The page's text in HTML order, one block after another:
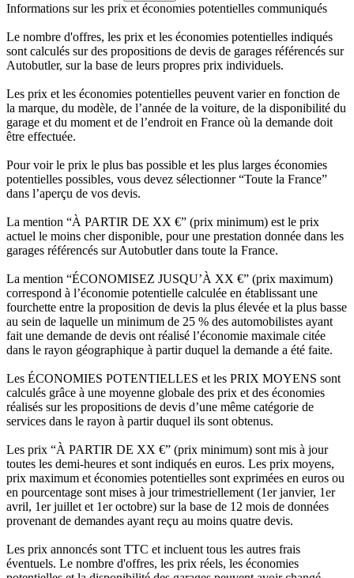
Informations sur les prix et économies potentielles communiqués
Le nombre d'offres, les prix et les économies potentielles indiqués
sont calculés sur des propositions de devis de garages référencés sur
Autobutler, sur la base de leurs propres prix individuels.
Les prix et les économies potentielles peuvent varier en fonction de
la marque, du modèle, de l’année de la voiture, de la disponibilité du
garage et du moment et de l’endroit en France où la demande doit
être effectuée.
Pour voir le prix le plus bas possible et les plus larges économies
potentielles possibles, vous devez sélectionner “Toute la France”
dans l’aperçu de vos devis.
La mention “À PARTIR DE XX €” (prix minimum) est le prix
actuel le moins cher disponible, pour une prestation donnée dans les
garages référencés sur Autobutler dans toute la France.
La mention “ÉCONOMISEZ JUSQU’À XX €” (prix maximum)
correspond à l’économie potentielle calculée en établissant une
fourchette entre la proposition de devis la plus élevée et la plus basse
au sein de laquelle un minimum de 25 % des automobilistes ayant
fait une demande de devis ont réalisé l’économie maximale citée
dans le rayon géographique à partir duquel la demande a été faite.
Les ÉCONOMIES POTENTIELLES et les PRIX MOYENS sont
calculés grâce à une moyenne globale des prix et des économies
réalisés sur les propositions de devis d’une même catégorie de
services dans le rayon à partir duquel ils sont obtenus.
Les prix “À PARTIR DE XX €” (prix minimum) sont mis à jour
toutes les demi-heures et sont indiqués en euros. Les prix moyens,
prix maximum et économies potentielles sont exprimées en euros ou
en pourcentage sont mises à jour trimestriellement (1er janvier, 1er
avril, 1er juillet et 1er octobre) sur la base de 12 mois de données
provenant de demandes ayant reçu au moins quatre devis.
Les prix annoncés sont TTC et incluent tous les autres frais
éventuels. Le nombre d'offres, les prix réels, les économies